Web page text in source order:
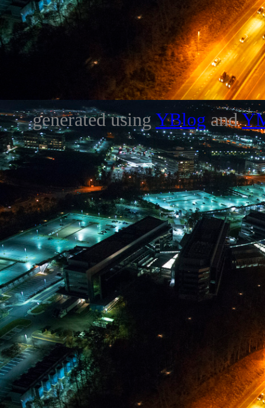
generated using YBlogand